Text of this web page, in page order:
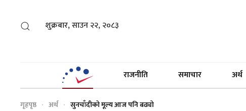
शुक्रबार, साउन २२, २०८३
राजनीति समाचार अर्थ
गृहपृष्ठ अर्थ सुनचाँदीको मूल्य आज पनि बढ्यो